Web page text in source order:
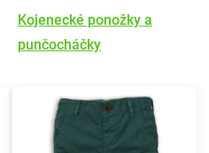
Kojenecké ponožky a
punčocháčky